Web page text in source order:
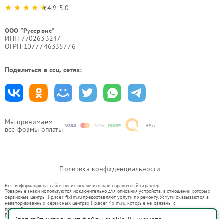
Мы принимаем
все формы оплаты
4.9-5.0
ООО "Русервис"
ИНН 7702633247
ОГРН 1077746335776
Поделиться в соц. сетях:
Политика конфиденциальности
Вся информация на сайте носит исключительно справочный характер.
Товарные знаки используются исключительно для описания устройств, в отношении которых
сервисные центры lip.acer-fixim.ru предоставляют услуги по ремонту. Услуги оказываются в
неавторизованных сервисных центрах lip.acer-fixim.ru, которые не связаны с
правообладателями товарных знаков или их официальными представителями.
Ремонт осуществляется для устройств, уже введенных в гражданский оборот в соответствии